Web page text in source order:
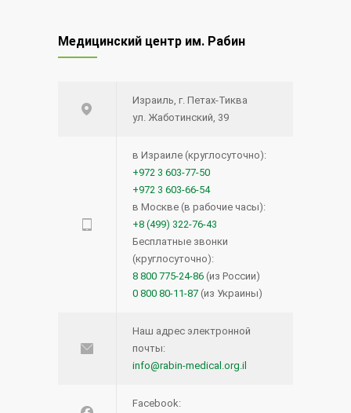
Медицинский центр им. Рабин
Израиль, г. Петах-Тиква
ул. Жаботинский, 39
в Израиле (круглосуточно):
+972 3 603-77-50
+972 3 603-66-54
в Москве (в рабочие часы):
+8 (499) 322-76-43
Бесплатные звонки
(круглосуточно):
8 800 775-24-86 (из России)
0 800 80-11-87 (из Украины)
Наш адрес электронной
почты:
info@rabin-medical.org.il
Facebook: